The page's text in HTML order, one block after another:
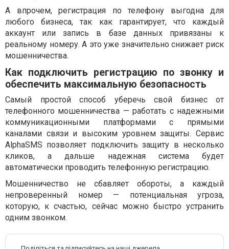
А впрочем, регистрация по телефону выгодна для
любого бизнеса, так как гарантирует, что каждый
аккаунт или запись в базе данных привязаны к
реальному номеру. А это уже значительно снижает риск
мошенничества.
Как подключить регистрацию по звонку и
обеспечить максимальную безопасность
Самый простой способ уберечь свой бизнес от
телефонного мошенничества — работать с надежными
коммуникационными платформами с прямыми
каналами связи и высоким уровнем защиты. Сервис
AlphaSMS позволяет подключить защиту в несколько
кликов, а дальше надежная система будет
автоматически проводить телефонную регистрацию.
Мошенничество не сбавляет обороты, а каждый
непроверенный номер — потенциальная угроза,
которую, к счастью, сейчас можно быстро устранить
одним звонком.